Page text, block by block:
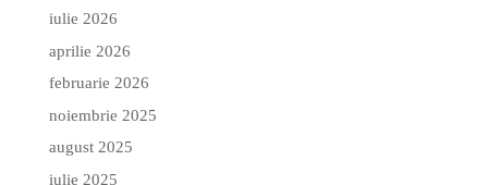
iulie 2026
aprilie 2026
februarie 2026
noiembrie 2025
august 2025
iulie 2025